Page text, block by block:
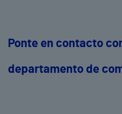
Ponte en contacto
departamento de